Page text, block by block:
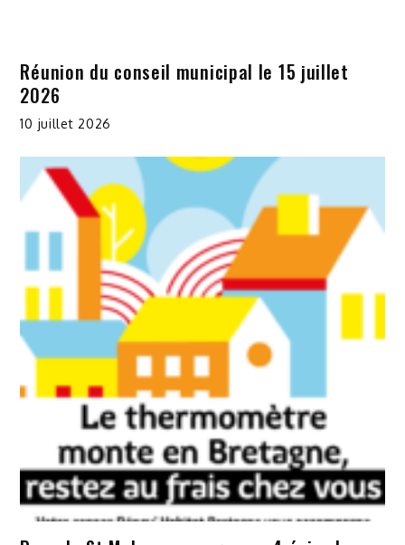
Réunion du conseil municipal le 15 juillet
2026
10 juillet 2026